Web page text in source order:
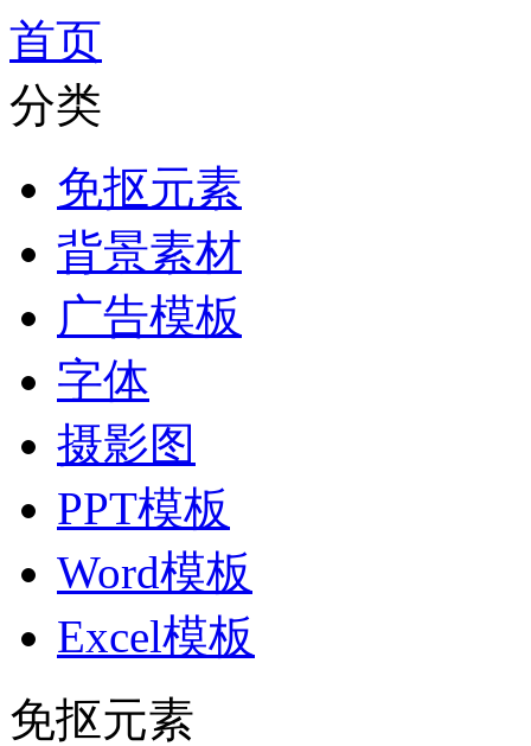
首页
分类
免抠元素
背景素材
广告模板
字体
摄影图
PPT模板
Word模板
Excel模板
免抠元素